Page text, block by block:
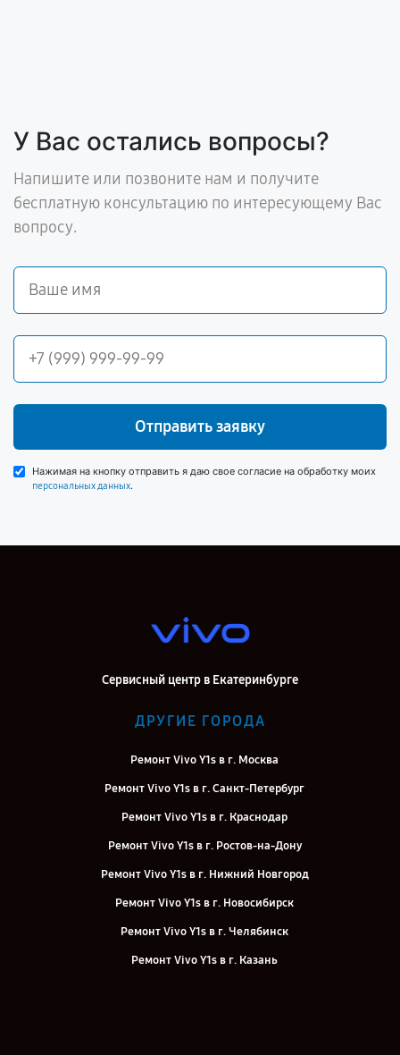
У Вас остались вопросы?
Напишите или позвоните нам и получите
бесплатную консультацию по интересующему Вас
вопросу.
Отправить заявку
Нажимая на кнопку отправить я даю свое согласие на обработку моих
персональных данных.
Сервисный центр в Екатеринбурге
ДРУГИЕ ГОРОДА
Ремонт Vivo Y1s в г. Москва
Ремонт Vivo Y1s в г. Санкт-Петербург
Ремонт Vivo Y1s в г. Краснодар
Ремонт Vivo Y1s в г. Ростов-на-Дону
Ремонт Vivo Y1s в г. Нижний Новгород
Ремонт Vivo Y1s в г. Новосибирск
Ремонт Vivo Y1s в г. Челябинск
Ремонт Vivo Y1s в г. Казань